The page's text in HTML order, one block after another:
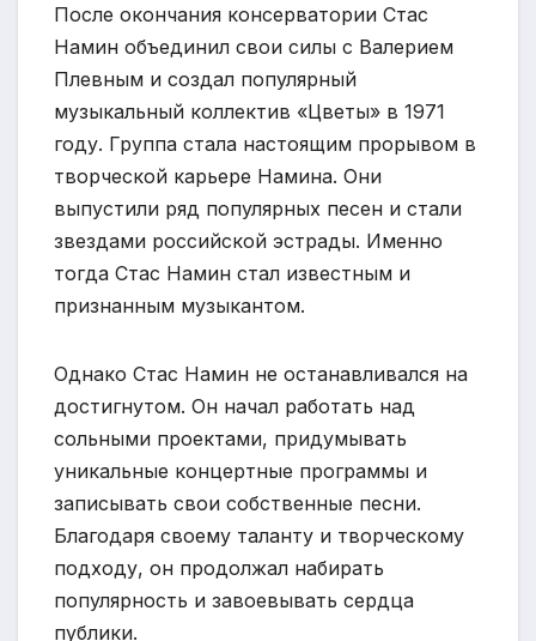
После окончания консерватории Стас
Намин объединил свои силы с Валерием
Плевным и создал популярный
музыкальный коллектив «Цветы» в 1971
году. Группа стала настоящим прорывом в
творческой карьере Намина. Они
выпустили ряд популярных песен и стали
звездами российской эстрады. Именно
тогда Стас Намин стал известным и
признанным музыкантом.
Однако Стас Намин не останавливался на
достигнутом. Он начал работать над
сольными проектами, придумывать
уникальные концертные программы и
записывать свои собственные песни.
Благодаря своему таланту и творческому
подходу, он продолжал набирать
популярность и завоевывать сердца
публики.